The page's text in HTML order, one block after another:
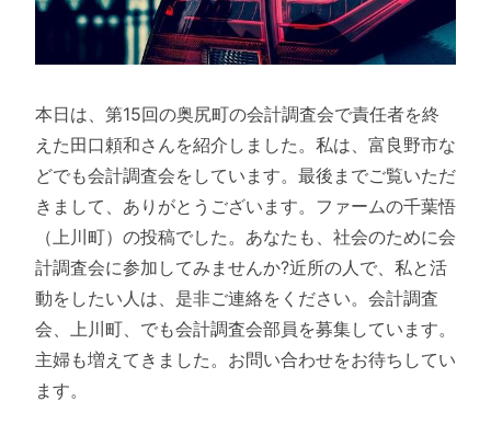
本日は、第15回の奥尻町の会計調査会で責任者を終
えた田口頼和さんを紹介しました。私は、富良野市な
どでも会計調査会をしています。最後までご覧いただ
きまして、ありがとうございます。ファームの千葉悟
（上川町）の投稿でした。あなたも、社会のために会
計調査会に参加してみませんか?近所の人で、私と活
動をしたい人は、是非ご連絡をください。会計調査
会、上川町、でも会計調査会部員を募集しています。
主婦も増えてきました。お問い合わせをお待ちしてい
ます。